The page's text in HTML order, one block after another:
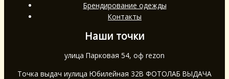
Брендирование одежды
Контакты
Наши точки
улица Парковая 54, оф rezon
Точка выдач иулица Юбилейная 32В ФОТОЛАБ ВЫДАЧА